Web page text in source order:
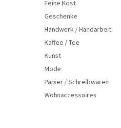
Feine Kost
Geschenke
Handwerk / Handarbeit
Kaffee / Tee
Kunst
Mode
Papier / Schreibwaren
Wohnaccessoires